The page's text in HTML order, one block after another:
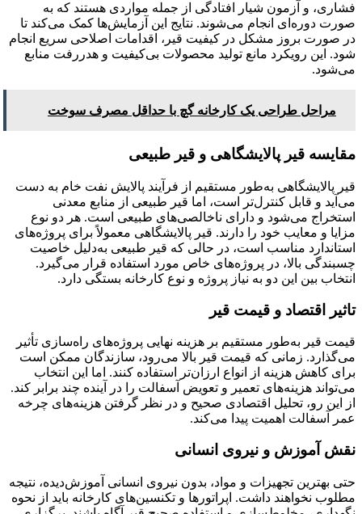
فشاری، و آزمون شیار افتادگی از جمله مواردی هستند که به
صورت دوره‌ای انجام می‌شوند. نتایج این آزمایش‌ها کمک می‌کند تا
در صورت بروز مشکل در کیفیت قیر، اقدامات اصلاحی سریع انجام
شود. این رویکرد مانع تولید محصولات بی‌کیفیت و هدررفت منابع
می‌شود.
مراحل طراحی یک کارخانه گچ با حداقل مصرف سوخت
مقایسه قیر پالایشگاهی و قیر طبیعی
قیر پالایشگاهی به‌طور مستقیم از فرآیند پالایش نفت خام به دست
می‌آید و قابل کنترل‌تر است، اما قیر طبیعی از منابع معدنی
استخراج می‌شود و دارای ناخالصی‌های طبیعی است. هر دو نوع
مزایا و معایب خود را دارند. قیر پالایشگاهی معمولاً برای پروژه‌های
استاندارد مناسب است، در حالی که قیر طبیعی به‌دلیل خاصیت
چسبندگی بالا، در پروژه‌های خاص مورد استفاده قرار می‌گیرد.
انتخاب بین این دو به نیاز پروژه و نوع کارخانه بستگی دارد.
تاثیر اقتصاد و قیمت قیر
قیمت قیر به‌طور مستقیم بر هزینه نهایی پروژه‌های راه‌سازی تأثیر
می‌گذارد. زمانی که قیمت قیر بالا می‌رود، سازندگان ممکن است
برای کاهش هزینه از انواع ارزان‌تر استفاده کنند. اما این انتخاب
می‌تواند هزینه‌های تعمیر و تعویض آسفالت را در آینده چند برابر کند.
از این رو، تحلیل اقتصادی صحیح و در نظر گرفتن هزینه‌های چرخه
عمر آسفالت اهمیت پیدا می‌کند.
نقش آموزش و نیروی انسانی
حتی بهترین تجهیزات و مواد، بدون نیروی انسانی آموزش‌دیده، نتیجه
مطلوب نخواهند داشت. اپراتورها و تکنسین‌های کارخانه باید از نحوه